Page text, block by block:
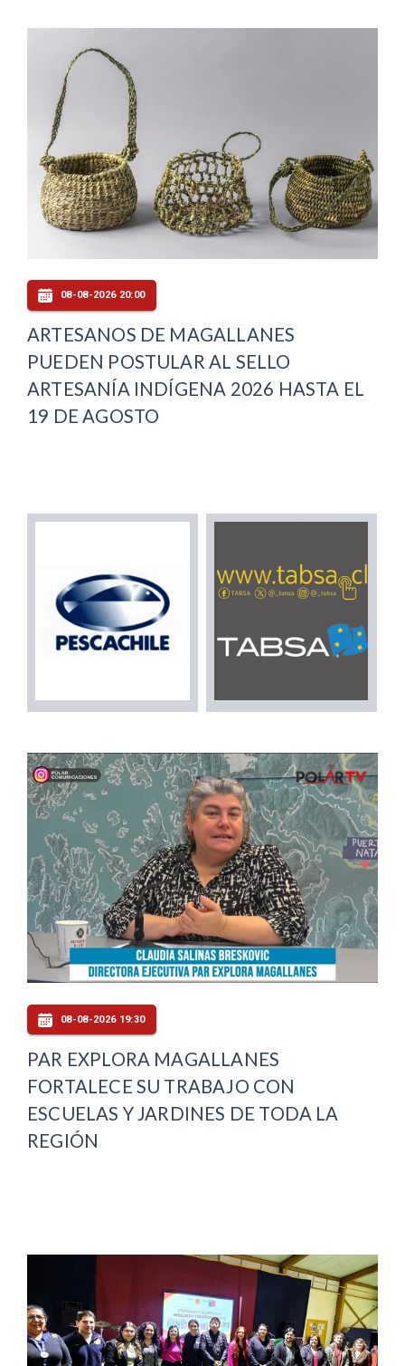
08-08-2026 20:00
ARTESANOS DE MAGALLANES
PUEDEN POSTULAR AL SELLO
ARTESANÍA INDÍGENA 2026 HASTA EL
19 DE AGOSTO
08-08-2026 19:30
PAR EXPLORA MAGALLANES
FORTALECE SU TRABAJO CON
ESCUELAS Y JARDINES DE TODA LA
REGIÓN